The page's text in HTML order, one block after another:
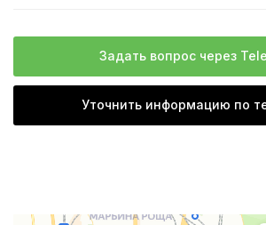
Задать вопрос через
Уточнить информацию по